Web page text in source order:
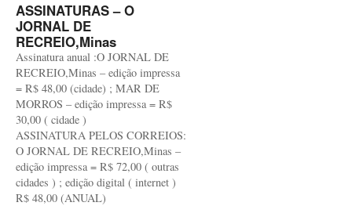
ASSINATURAS – O
JORNAL DE
RECREIO,Minas
Assinatura anual :O JORNAL DE
RECREIO,Minas – edição impressa
= R$ 48,00 (cidade) ; MAR DE
MORROS – edição impressa = R$
30,00 ( cidade )
ASSINATURA PELOS CORREIOS:
O JORNAL DE RECREIO,Minas –
edição impressa = R$ 72,00 ( outras
cidades ) ; edição digital ( internet )
R$ 48,00 (ANUAL)